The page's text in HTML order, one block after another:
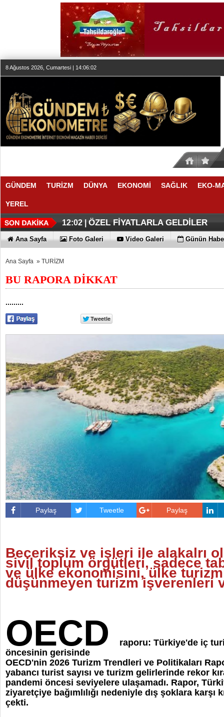
8 Ağustos 2026, Cumartesi | 14:06:03
GÜNDEM TURİZM DÜNYA EKONOMİ SAĞLIK EKO-
YEREL
17:00 |METGÜN ENERJİ İÇİN İLGİNÇ
12:17 |THY REKOR KIRMAYI SEVİYOR
12:02 | ÖZEL FİYATLARLA GELDİLER
11:56 |İŞTE HONOR MAGIC V6
11:53 |TECNO'DA YENİLİKLER VAR
Ana Sayfa Foto Galeri Video Galeri Günün
Ana Sayfa » TURİZM
BU RAPORA DİKKAT
.........
Paylaş Tweetle Paylaş
Beceriksiz ve işleri ile alakalrı
sivil toplum örgütleri, sadece
ve ülke ekonomisini, ülke
düşünmeyen turizm işverenleri
OECD
raporu: Türkiye'de iç
öncesinin gerisinde
OECD'nin 2026 Turizm Trendleri ve Politikaları
yabancı turist sayısı ve turizm gelirlerinde rekor
pandemi öncesi seviyelere ulaşamadı. Rapor,
ziyaretçiye bağımlılığı nedeniyle dış şoklara karşı
çekti.